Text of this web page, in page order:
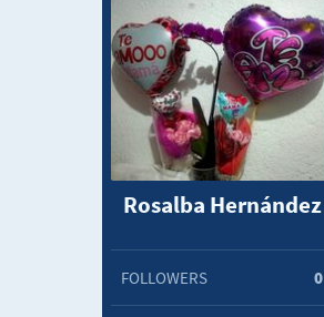
Rosalba Hernández
FOLLOWERS 0